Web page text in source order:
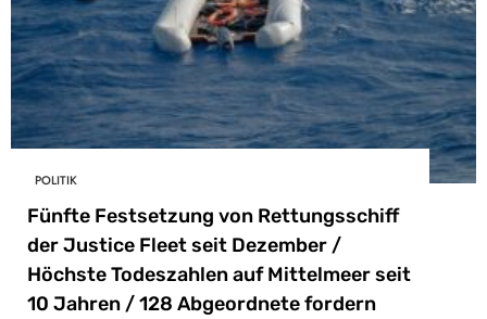
POLITIK
Fünfte Festsetzung von Rettungsschiff
der Justice Fleet seit Dezember /
Höchste Todeszahlen auf Mittelmeer seit
10 Jahren / 128 Abgeordnete fordern